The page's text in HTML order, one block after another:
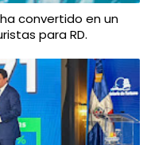
convertido en un
para RD.